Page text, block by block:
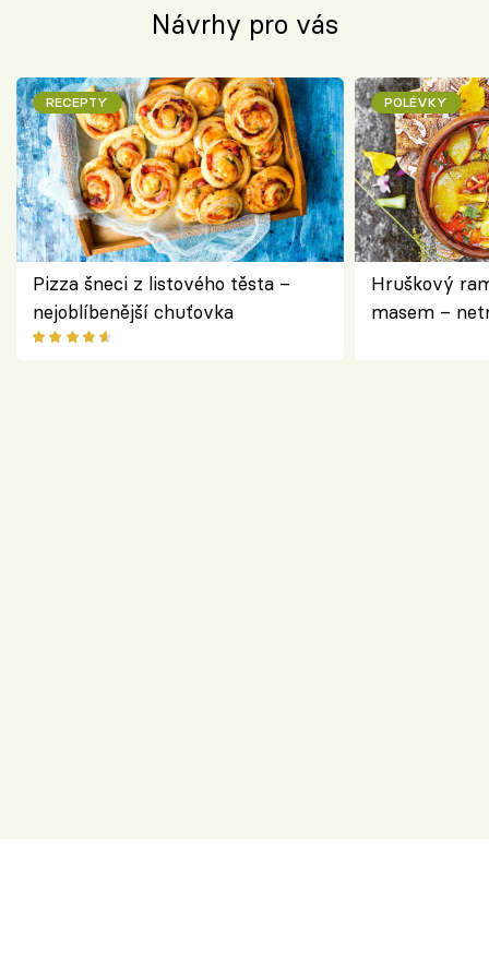
Návrhy pro vás
RECEPTY
Pizza šneci z listového těsta –
nejoblíbenější chuťovka
POLÉVKY
Hruškový
masem –